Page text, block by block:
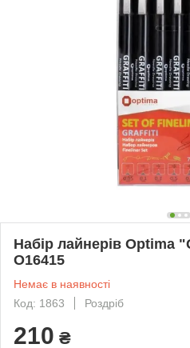
Набір лайнерів Optima
О16415
Немає в наявності
Код: 1863
Роздріб
210 ₴